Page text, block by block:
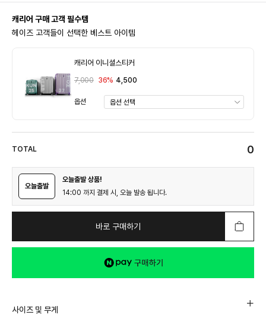
캐리어 구매 고객 필수템
헤이즈 고객들이 선택한 베스트 아이템
캐리어 이니셜스티커
7,000 36% 4,500
옵션
TOTAL 0
오늘출발
오늘출발 상품!
14:00 까지 결제 시, 오늘 발송 됩니다.
바로 구매하기
사이즈 및 무게